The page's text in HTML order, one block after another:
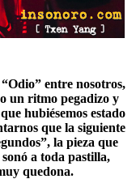
Odio” entre nosotros,
un ritmo pegadizo y
hubiésemos estado
que la siguiente
la pieza que
a toda pastilla,
quedona.